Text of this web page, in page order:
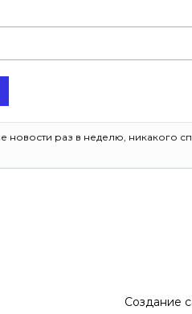
новости раз в неделю, никакого
Создание